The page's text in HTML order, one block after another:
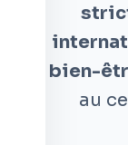
bien-
au